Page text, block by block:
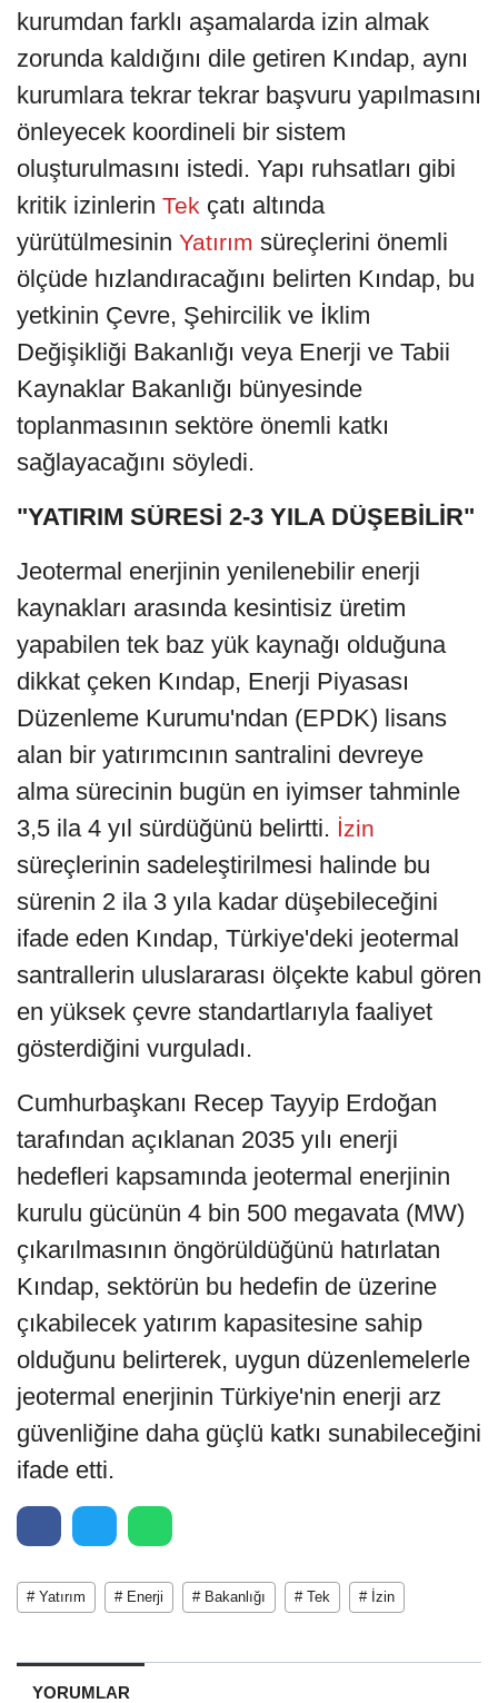
kurumdan farklı aşamalarda izin almak
zorunda kaldığını dile getiren Kındap, aynı
kurumlara tekrar tekrar başvuru yapılmasını
önleyecek koordineli bir sistem
oluşturulmasını istedi. Yapı ruhsatları gibi
kritik izinlerin Tek çatı altında
yürütülmesinin Yatırım süreçlerini önemli
ölçüde hızlandıracağını belirten Kındap, bu
yetkinin Çevre, Şehircilik ve İklim
Değişikliği Bakanlığı veya Enerji ve Tabii
Kaynaklar Bakanlığı bünyesinde
toplanmasının sektöre önemli katkı
sağlayacağını söyledi.
"YATIRIM SÜRESİ 2-3 YILA DÜŞEBİLİR"
Jeotermal enerjinin yenilenebilir enerji
kaynakları arasında kesintisiz üretim
yapabilen tek baz yük kaynağı olduğuna
dikkat çeken Kındap, Enerji Piyasası
Düzenleme Kurumu'ndan (EPDK) lisans
alan bir yatırımcının santralini devreye
alma sürecinin bugün en iyimser tahminle
3,5 ila 4 yıl sürdüğünü belirtti. İzin
süreçlerinin sadeleştirilmesi halinde bu
sürenin 2 ila 3 yıla kadar düşebileceğini
ifade eden Kındap, Türkiye'deki jeotermal
santrallerin uluslararası ölçekte kabul gören
en yüksek çevre standartlarıyla faaliyet
gösterdiğini vurguladı.
Cumhurbaşkanı Recep Tayyip Erdoğan
tarafından açıklanan 2035 yılı enerji
hedefleri kapsamında jeotermal enerjinin
kurulu gücünün 4 bin 500 megavata (MW)
çıkarılmasının öngörüldüğünü hatırlatan
Kındap, sektörün bu hedefin de üzerine
çıkabilecek yatırım kapasitesine sahip
olduğunu belirterek, uygun düzenlemelerle
jeotermal enerjinin Türkiye'nin enerji arz
güvenliğine daha güçlü katkı sunabileceğini
ifade etti.
# Yatırım # Enerji # Bakanlığı # Tek # İzin
YORUMLAR